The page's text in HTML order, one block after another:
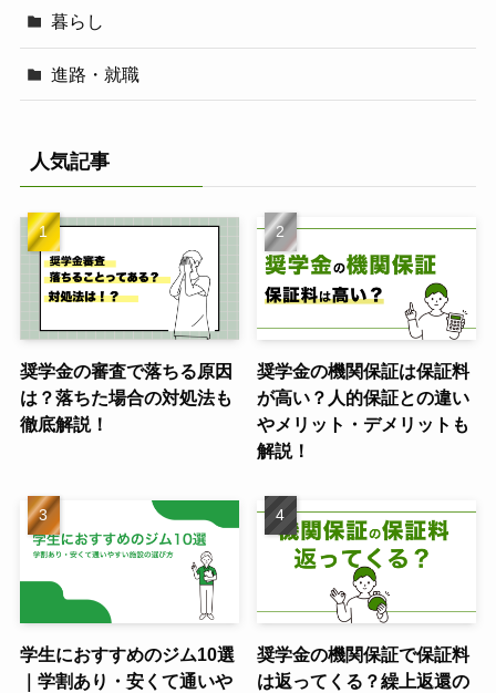
暮らし
進路・就職
人気記事
奨学金の審査で落ちる原因
は？落ちた場合の対処法も
徹底解説！
奨学金の機関保証は保証料
が高い？人的保証との違い
やメリット・デメリットも
解説！
学生におすすめのジム10選
｜学割あり・安くて通いや
奨学金の機関保証で保証料
は返ってくる？繰上返還の